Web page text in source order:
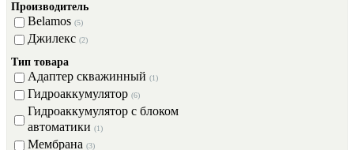
Производитель
Belamos (5)
Джилекс (2)
Тип товара
Адаптер скважинный (1)
Гидроаккумулятор (6)
Гидроаккумулятор с блоком
автоматики (1)
Мембрана (3)